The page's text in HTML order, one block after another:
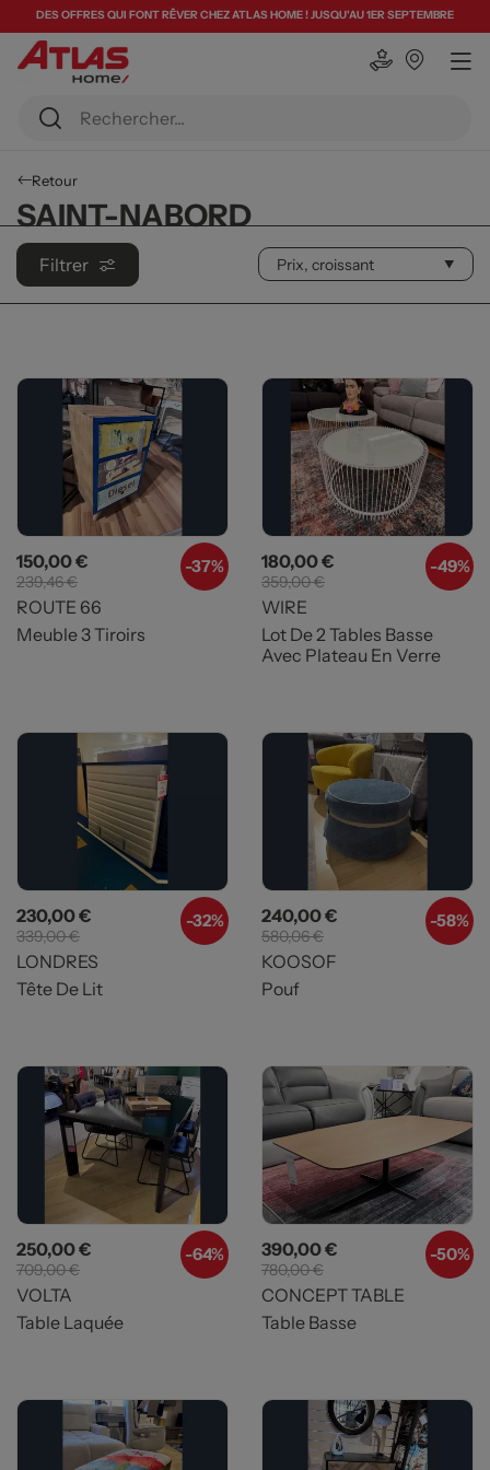
DES OFFRES QUI FONT RÊVER CHEZ ATLAS HOME ! JUSQU'AU 1ER SEPTEMBRE
Retour
SAINT-NABORD
Filtrer
-37%
Prix
150,00 € Prix de base
239,46 €
ROUTE 66
Meuble 3 Tiroirs
-49%
Prix
180,00 € Prix de base
359,00 €
WIRE
Lot De 2 Tables Basse
Avec Plateau En Verre
-32%
Prix
230,00 € Prix de base
339,00 €
LONDRES
Tête De Lit
-58%
Prix
240,00 € Prix de base
580,06 €
KOOSOF
Pouf
-64%
Prix
250,00 € Prix de base
709,00 €
VOLTA
Table Laquée
-50%
Prix
390,00 € Prix de base
780,00 €
CONCEPT TABLE
Table Basse